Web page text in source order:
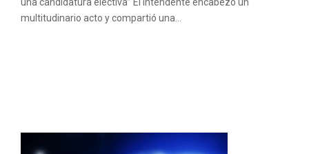
multitudinario acto y compartió una...